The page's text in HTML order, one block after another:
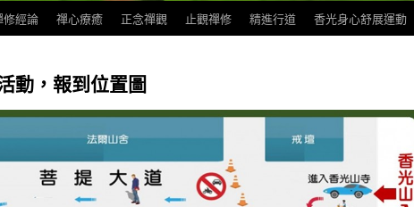
修經論 禪心療癒 正念禪觀 止觀禪修 精進行道 香光身心舒展運動
動，報到位置圖